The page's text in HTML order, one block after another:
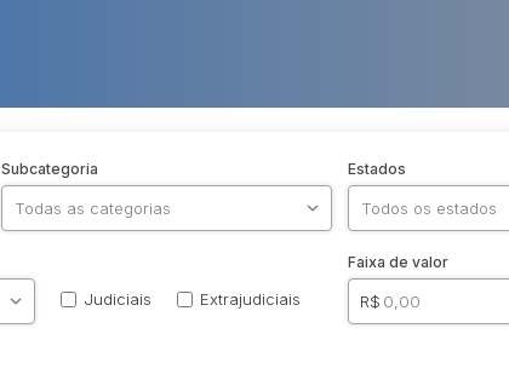
Subcategoria Estados
Judiciais Extrajudiciais
Faixa de valor
R$